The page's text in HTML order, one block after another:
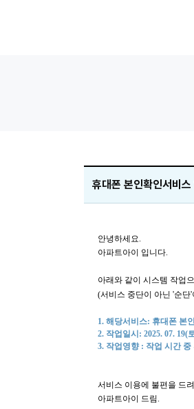
휴대폰 본인확인서비
안녕하세요.
아파트아이 입니다.
아래와 같이 시스템 작업
(서비스 중단이 아닌 '순
1. 해당서비스: 휴대폰 본
2. 작업일시: 2025. 07. 19(
3. 작업영향 : 작업 시간
서비스 이용에 불편을 드
아파트아이 드림.